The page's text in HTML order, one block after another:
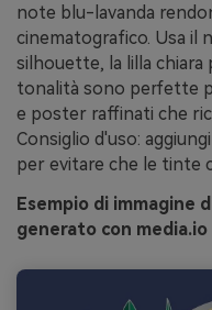
note blu-lavanda
cinematografico. Usa il
silhouette, la lilla
tonalità sono perfette
e poster raffinati che
Consiglio d'uso:
per evitare che le tinte
Esempio di immagine
generato con media.io